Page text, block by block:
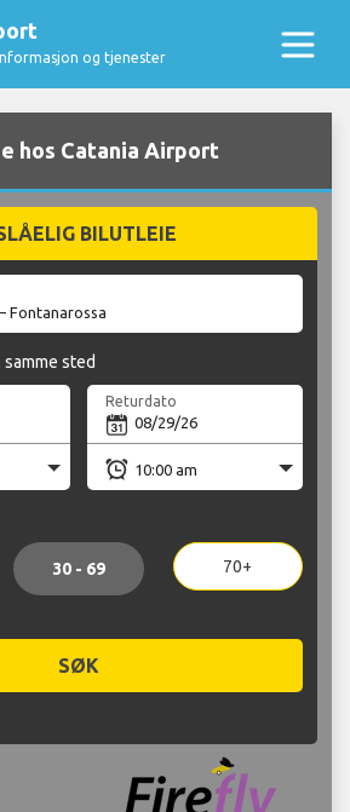
og tjenester
hos Catania Airport
BILUTLEIE
sted
Returdato
30 - 69 70+
SØK